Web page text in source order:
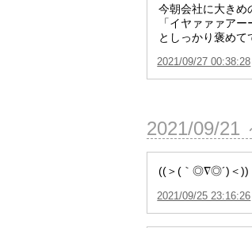
今朝会社に大きめ
「イヤァァァア
としっかり褒めて
2021/09/27 00:38:28
2021/09/21
((＞(｀◎∇◎´)＜))
2021/09/25 23:16:26